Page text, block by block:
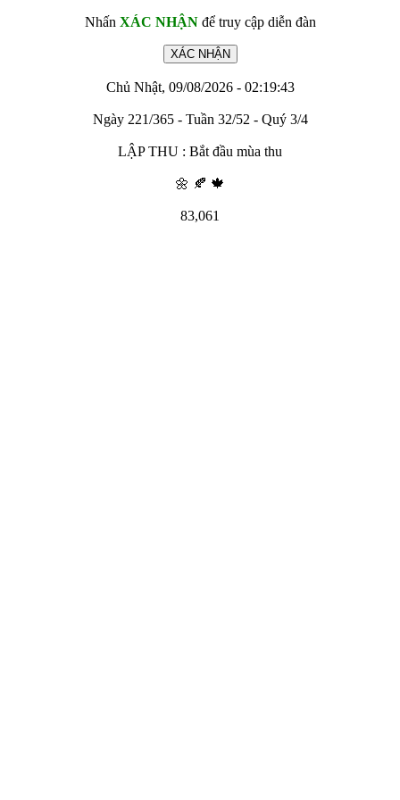
Nhấn XÁC NHẬNđể truy cập diễn đàn
Chủ Nhật, 09/08/2026 - 02:19:43
Ngày 221/365 - Tuần 32/52 - Quý 3/4
LẬP THU : Bắt đầu mùa thu
🌼 🍂 🍁
83,061